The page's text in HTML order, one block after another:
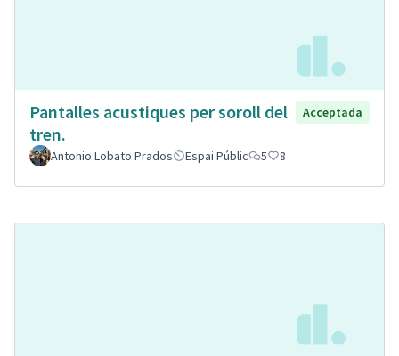
Pantalles acustiques per soroll del
tren.
Acceptada
Antonio Lobato Prados Espai Públic 5 8